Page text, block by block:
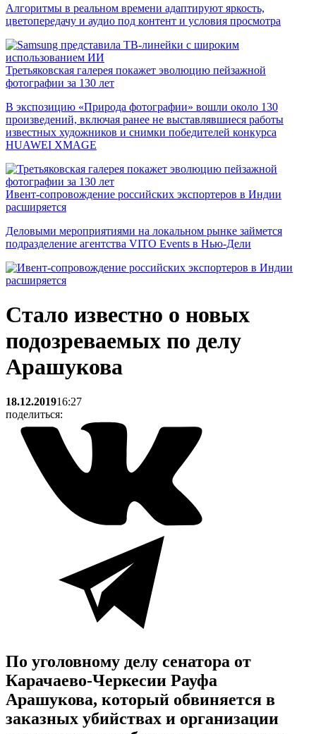
Алгоритмы в реальном времени адаптируют яркость,
цветопередачу и аудио под контент и условия просмотра
Третьяковская галерея покажет эволюцию пейзажной
фотографии за 130 лет
В экспозицию «Природа фотографии» вошли около 130
произведений, включая ранее не выставлявшиеся работы
известных художников и снимки победителей конкурса
HUAWEI XMAGE
Ивент-сопровождение российских экспортеров в Индии
расширяется
Деловыми мероприятиями на локальном рынке займется
подразделение агентства VITO Events в Нью-Дели
Стало известно о новых
подозреваемых по делу
Арашукова
18.12.201916:27
поделиться:
По уголовному делу сенатора от
Карачаево-Черкесии Рауфа
Арашукова, который обвиняется в
заказных убийствах и организации